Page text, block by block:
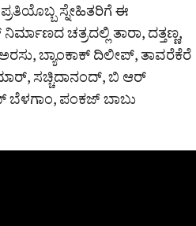
ಸ್ನೇಹಿತರಿಗೆ ಈ
ಚತ್ರದಲ್ಲಿ ತಾರಾ, ದತ್ತಣ್ಣ,
ಬ್ಯಾಂಕಾಕ್ ದಿಲೀಪ್, ತಾವರೆಕೆರೆ
ಸಚ್ಚಿದಾನಂದ್, ಬಿ ಆರ್
ಬೆಳಗಾಂ, ಪಂಕಜ್ ಬಾಬು